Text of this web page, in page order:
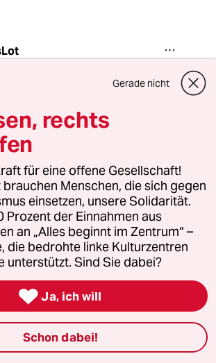
sehr passend.
(Profil gelöscht)
,15:11 Uhr
als Ihnen geht es mir weniger
die 'reine Lehre' als um Respekt
Achtung. Auch - oder gerade -
jenen, deren Biografie
nicht in tosende Stürme der
versetzt.
Sie die hier vorgetragenen
an a l l e Realpolitiker
würden, wären Parlamente
Gerade nicht
rechts
für eine offene Gesellschaft!
Menschen, die sich gegen
einsetzen, unsere Solidarität.
Prozent der Einnahmen aus
an „Alles beginnt im Zentrum“ –
die bedrohte linke Kulturzentren
unterstützt. Sind Sie dabei?
 Ja, ich will
Schon dabei!